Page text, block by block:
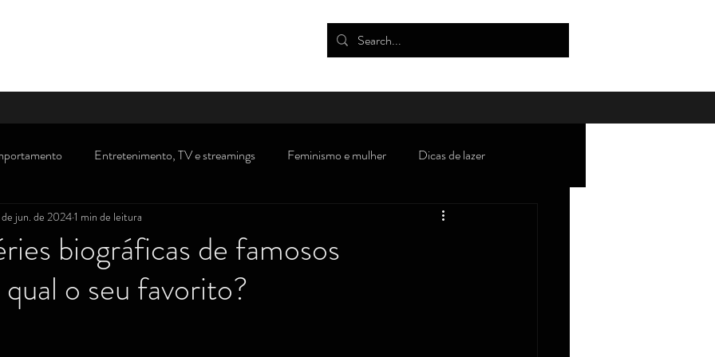
Entretenimento, TV e streamings Feminismo e mulher Dicas de lazer
Dicas, receitas e gastronomia Saúde/moda/tendências/beleza/estilo
Novidades/ debates sobre Direito Crianças e adolescentes
biográficas de famosos
o seu favorito?
jun. de 20241 min de leitura